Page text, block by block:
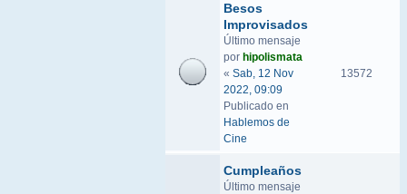
Besos
Improvisados
Último mensaje
por hipolismata
« Sab, 12 Nov
2022, 09:09
Publicado en
Hablemos de
Cine
13572
Cumpleaños
Último mensaje